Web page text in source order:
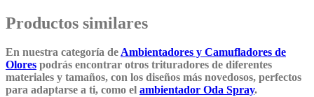
Productos similares
En nuestra categoría deAmbientadores y Camufladores de
Olores podrás encontrar otros trituradores de diferentes
materiales y tamaños, con los diseños más novedosos, perfectos
para adaptarse a ti, como el ambientador Oda Spray.